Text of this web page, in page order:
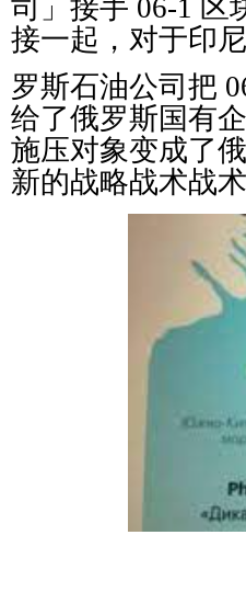
司」接手 06-1 区
接一起，对于印
罗斯石油公司把
给了俄罗斯国有
施压对象变成了
新的战略战术战